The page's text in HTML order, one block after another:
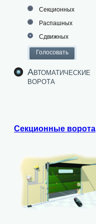
Секционных
Распашных
Сдвижных
Автоматические
ворота
Секционные ворота